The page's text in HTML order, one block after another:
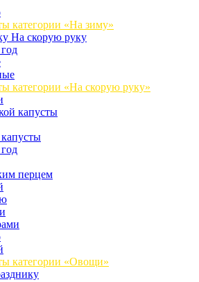
категории «На зиму»
На скорую руку
категории «На скорую руку»
капусты
перцем
категории «Овощи»